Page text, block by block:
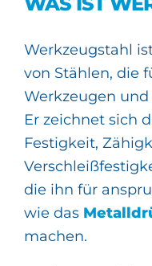
Werkzeugstahl
von Stählen, die
Werkzeugen
Er zeichnet sich
Festigkeit,
die ihn für
wie das
machen.